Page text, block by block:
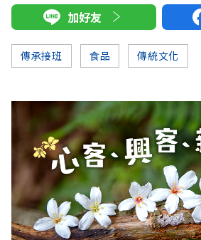
加好友
傳承接班 食品 傳統文化